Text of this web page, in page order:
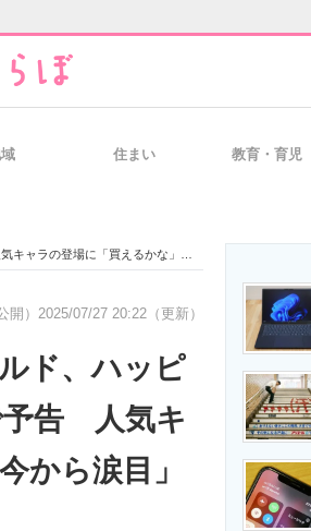
経営リーダーのコミュニティ
比較・事例 製造業のIT導入・活用を支援
エネルギーの専門メディア
住まい 教育・育児
えるかな」「今から涙目」と不安の声
開） 2025/07/27 20:22（更新）
ド、ハッピ
予告 人気キ
から涙目」